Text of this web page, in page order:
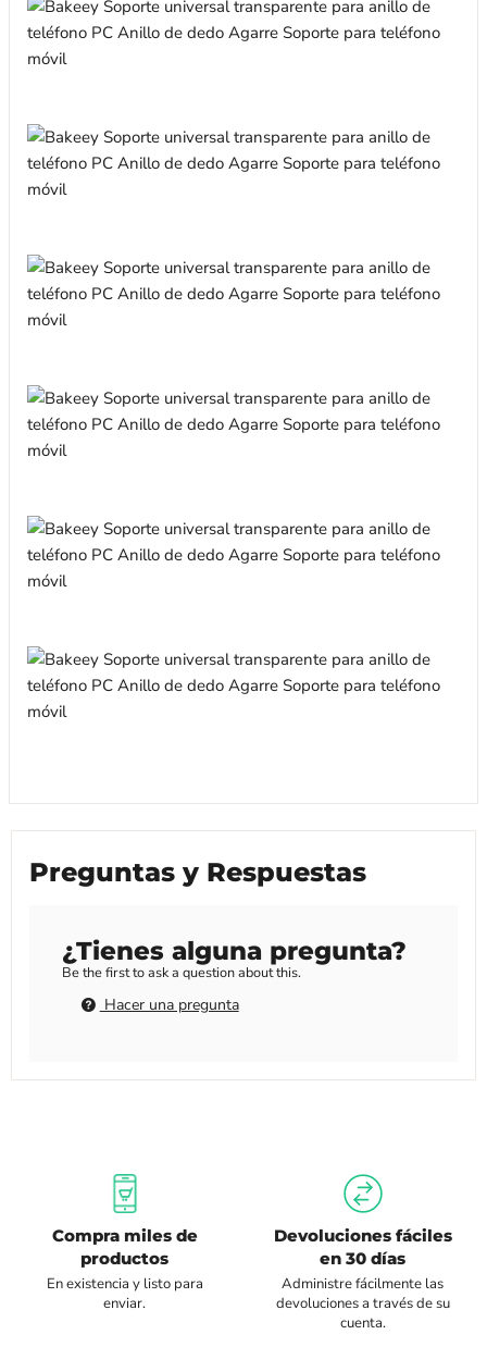
Preguntas y Respuestas
¿Tienes alguna pregunta?
Be the first to ask a question about this.
Hacer una pregunta
Compra miles de
productos
En existencia y listo para
enviar.
Devoluciones fáciles
en 30 días
Administre fácilmente las
devoluciones a través de su
cuenta.